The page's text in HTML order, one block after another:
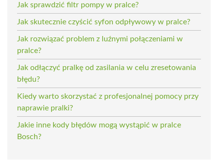
Jak sprawdzić filtr pompy w pralce?
Jak skutecznie czyścić syfon odpływowy w pralce?
Jak rozwiązać problem z luźnymi połączeniami w
pralce?
Jak odłączyć pralkę od zasilania w celu zresetowania
błędu?
Kiedy warto skorzystać z profesjonalnej pomocy przy
naprawie pralki?
Jakie inne kody błędów mogą wystąpić w pralce
Bosch?